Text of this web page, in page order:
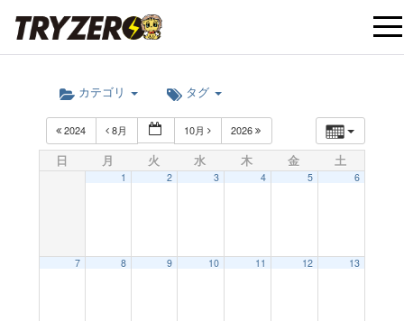
t
カテゴリ タグ
2024 8月 10月 2026
日 月 火 水 木 金 土
1 2 3 4 5 6
7 8 9 10 11 12 13